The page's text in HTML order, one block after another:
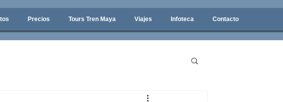
Precios Tours Tren Maya Viajes Infoteca Contacto